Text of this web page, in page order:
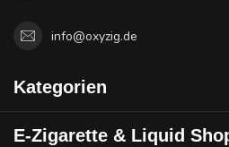
info@oxyzig.de
Kategorien
E-Zigarette & Liquid